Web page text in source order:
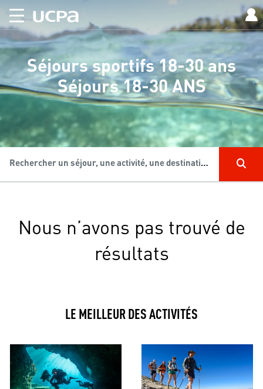
Séjours sportifs 18-30 ans
Séjours 18-30 ANS
Rechercher un séjour, une activité, une destination...
Nous n’avons pas trouvé de
résultats
LE MEILLEUR DES ACTIVITÉS